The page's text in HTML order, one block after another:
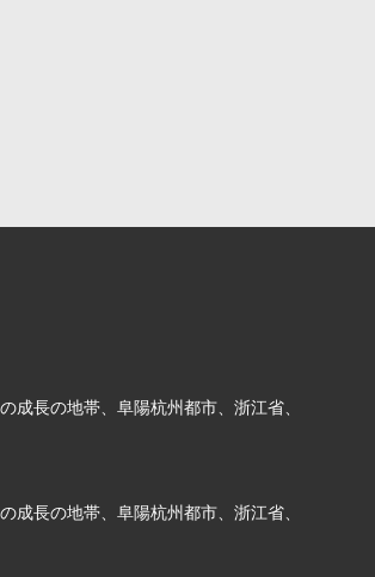
成長の地帯、阜陽杭州都市、浙江省、
成長の地帯、阜陽杭州都市、浙江省、